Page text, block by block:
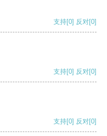
支持[0] 反对[0]
支持[0] 反对[0]
支持[0] 反对[0]